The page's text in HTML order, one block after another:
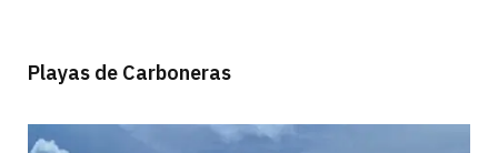
Playas de Carboneras